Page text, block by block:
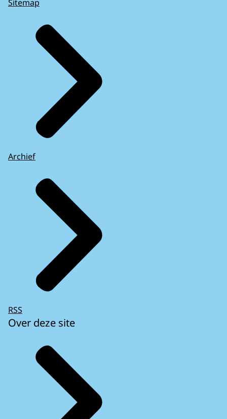
Sitemap
Archief
RSS
Over deze site